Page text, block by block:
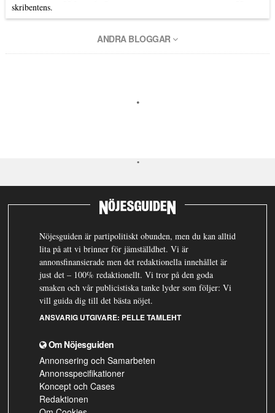
skribentens.
ANDRA BLOGGAR
Nöjesguiden är partipolitiskt obunden, men du kan alltid
lita på att vi brinner för jämställdhet. Vi är
annonsfinansierade men det redaktionella innehållet är
just det – 100% redaktionellt. Vi tror på den goda
smaken och vår publicistiska tanke lyder som följer: Vi
vill guida dig till det bästa nöjet.
ANSVARIG UTGIVARE: PELLE TAMLEHT
Om Nöjesguiden
Annonsering och Samarbeten
Annonsspecifikationer
Koncept och Cases
Redaktionen